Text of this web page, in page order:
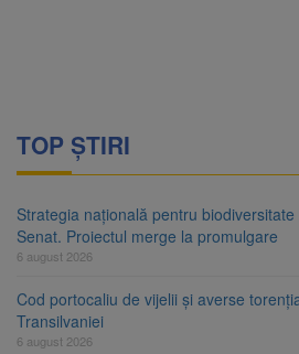
TOP ȘTIRI
Strategia națională pentru
Senat. Proiectul merge la promulgare
6 august 2026
Cod portocaliu de vijelii și averse
Transilvaniei
6 august 2026